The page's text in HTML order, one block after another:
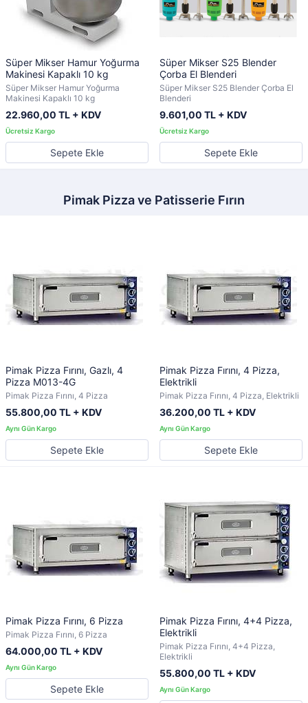
Süper Mikser Hamur Yoğurma
Makinesi Kapaklı 10 kg
Süper Mikser Hamur Yoğurma
Makinesi Kapaklı 10 kg
22.960,00 TL + KDV
Sepete Ekle
Süper Mikser S25 Blender
Çorba El Blenderi
Süper Mikser S25 Blender Çorba El
Blenderi
9.601,00 TL + KDV
Sepete Ekle
Pimak Pizza ve Patisserie Fırın
Pimak Pizza Fırını, Gazlı, 4
Pizza M013-4G
Pimak Pizza Fırını, 4 Pizza
55.800,00 TL + KDV
Sepete Ekle
Pimak Pizza Fırını, 4 Pizza,
Elektrikli
Pimak Pizza Fırını, 4 Pizza, Elektrikli
36.200,00 TL + KDV
Sepete Ekle
Pimak Pizza Fırını, 6 Pizza
Pimak Pizza Fırını, 6 Pizza
64.000,00 TL + KDV
Sepete Ekle
Pimak Pizza Fırını, 4+4 Pizza,
Elektrikli
Pimak Pizza Fırını, 4+4 Pizza,
Elektrikli
55.800,00 TL + KDV